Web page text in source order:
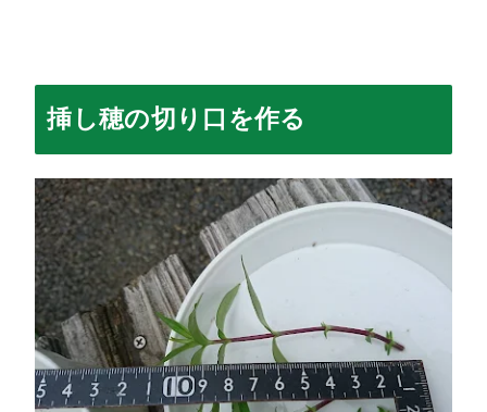
挿し穂の切り口を作る